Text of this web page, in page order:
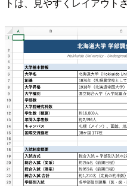
トは、見やすくレイアウト